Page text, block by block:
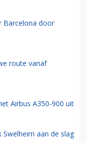
Barcelona door
route vanaf
Airbus A350-900 uit
aan de slag